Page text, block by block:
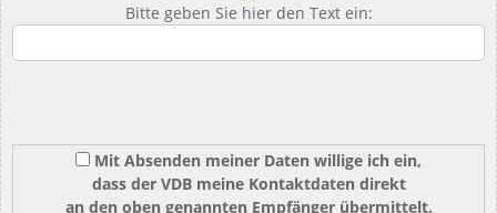
Bitte geben Sie hier den Text ein:
Mit Absenden meiner Daten willige ich ein,
dass der VDB meine Kontaktdaten direkt
an den oben genannten Empfänger übermittelt.